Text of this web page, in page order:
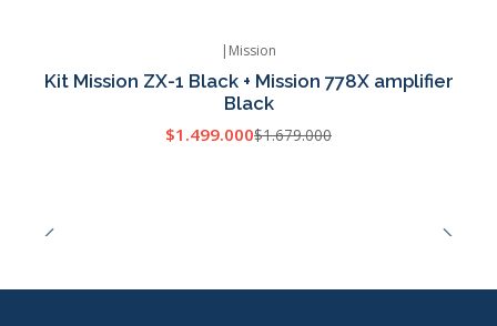
| Mission
Kit Mission ZX-1 Black + Mission 778X amplifier
Black
$1.499.000$1.679.000